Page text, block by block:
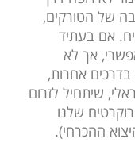
של הטורקים,
אם בעתיד
אך לא
בדרכים אחרות,
שיתחיל לזרום
שלנו
ההכרחי).